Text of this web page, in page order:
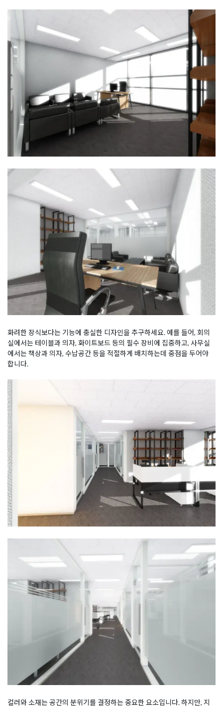
화려한 장식보다는 기능에 충실한 디자인을 추구하세요. 예를 들어, 회의
실에서는 테이블과 의자, 화이트보드 등의 필수 장비에 집중하고, 사무실
에서는 책상과 의자, 수납공간 등을 적절하게 배치하는데 중점을 두어야
합니다.
컬러와 소재는 공간의 분위기를 결정하는 중요한 요소입니다. 하지만, 지